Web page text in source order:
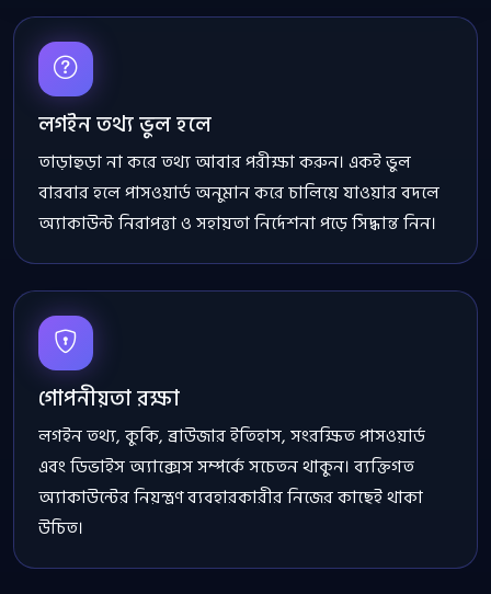
লগইন তথ্য ভুল হলে
তাড়াহুড়া না করে তথ্য আবার পরীক্ষা করুন। একই ভুল
বারবার হলে পাসওয়ার্ড অনুমান করে চালিয়ে যাওয়ার বদলে
অ্যাকাউন্ট নিরাপত্তা ও সহায়তা নির্দেশনা পড়ে সিদ্ধান্ত নিন।
গোপনীয়তা রক্ষা
লগইন তথ্য, কুকি, ব্রাউজার ইতিহাস, সংরক্ষিত পাসওয়ার্ড
এবং ডিভাইস অ্যাক্সেস সম্পর্কে সচেতন থাকুন। ব্যক্তিগত
অ্যাকাউন্টের নিয়ন্ত্রণ ব্যবহারকারীর নিজের কাছেই থাকা
উচিত।